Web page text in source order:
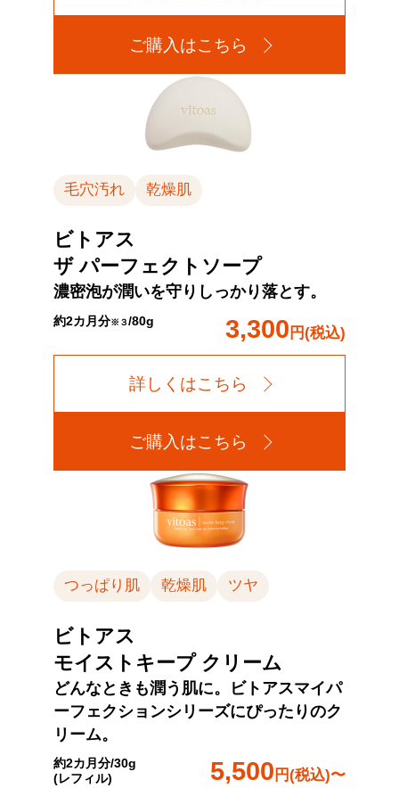
ご購入はこちら
毛穴汚れ 乾燥肌
ビトアス
ザ パーフェクトソープ
濃密泡が潤いを守りしっかり落とす。
約2カ月分※３/80g 3,300 円(税込)
詳しくはこちら
ご購入はこちら
つっぱり肌 乾燥肌 ツヤ
ビトアス
モイストキープ クリーム
どんなときも潤う肌に。ビトアスマイパ
ーフェクションシリーズにぴったりのク
リーム。
約2カ月分/30g
(レフィル)
5,500 円(税込)〜